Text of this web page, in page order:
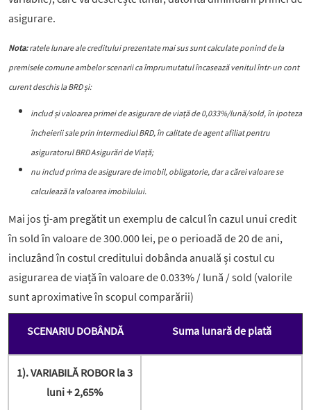
asigurare.
Nota:ratele lunare ale creditului prezentate mai sus sunt calculate ponind de la
premisele comune ambelor scenarii ca împrumutatul încasează venitul într-un cont
curent deschis la BRD și:
includ și valoarea primei de asigurare de viață de 0,033%/lună/sold, în ipoteza
încheierii sale prin intermediul BRD, în calitate de agent afiliat pentru
asiguratorul BRD Asigurări de Viață;
nu includ prima de asigurare de imobil, obligatorie, dar a cărei valoare se
calculează la valoarea imobilului.
Mai jos ți-am pregătit un exemplu de calcul în cazul unui credit
în sold în valoare de 300.000 lei, pe o perioadă de 20 de ani,
incluzând în costul creditului dobânda anuală și costul cu
asigurarea de viață în valoare de 0.033% / lună / sold (valorile
sunt aproximative în scopul comparării)
SCENARIU DOBÂNDĂ Suma lunară de plată
1). VARIABILĂ ROBOR la 3
luni + 2,65%